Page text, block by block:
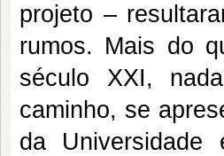
projeto –
rumos. Mais do
século XXI,
caminho, se
da